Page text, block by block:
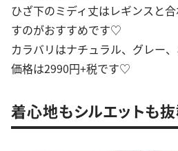
ひざ下のミディ丈はレギンスと
すのがおすすめです♡
カラバリはナチュラル、グレー
価格は2990円+税です♡
着心地もシルエットも抜